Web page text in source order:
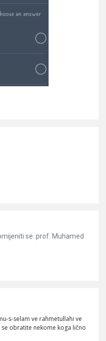
se. prof. Muhamed
s-selam ve rahmetullahi ve
obratite nekome koga lično